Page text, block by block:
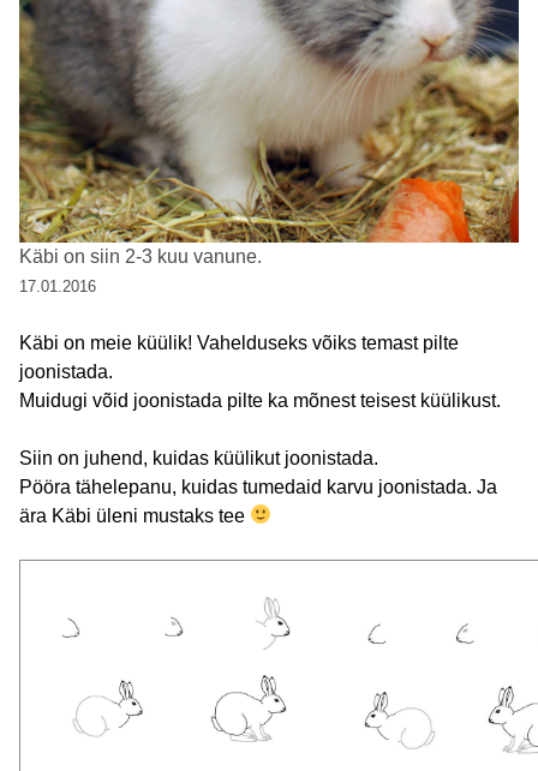
Käbi on siin 2-3 kuu vanune.
17.01.2016
Käbi on meie küülik! Vahelduseks võiks temast pilte
joonistada.
Muidugi võid joonistada pilte ka mõnest teisest küülikust.
Siin on juhend, kuidas küülikut joonistada.
Pööra tähelepanu, kuidas tumedaid karvu joonistada. Ja
ära Käbi üleni mustaks tee